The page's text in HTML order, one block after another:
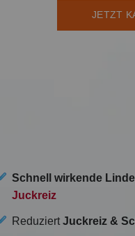
JETZT
Schnell wirkende
Juckreiz
Reduziert Juckreiz &